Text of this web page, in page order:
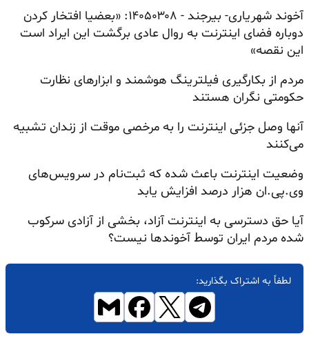
آخوند شهریاری- بیرجند - ۱۴۰۵۰۳۰۸: «بعضیا افتخار کردن
دوباره فضای اینترنت به روال عادی برگشت این ایراد است
این نقصه»
مردم از بکارگیری فیلترینگ هوشمند و ابزارهای نظارت
حکومتی نگران هستند
آنها وصل جزئی اینترنت را به مرخصی موقت از زندان تشبیه
می‌کنند
وضعیت اینترنت باعث شده که ثبت‌نام در سرویس‌های
وی.پی.ان هزار درصد افزایش یابد
آیا حق دسترسی به اینترنت آزاد، بخشی از آزادی سرکوب
شده مردم ایران توسط آخوندها نیست؟
لطفاً به اشتراک بگذارید: